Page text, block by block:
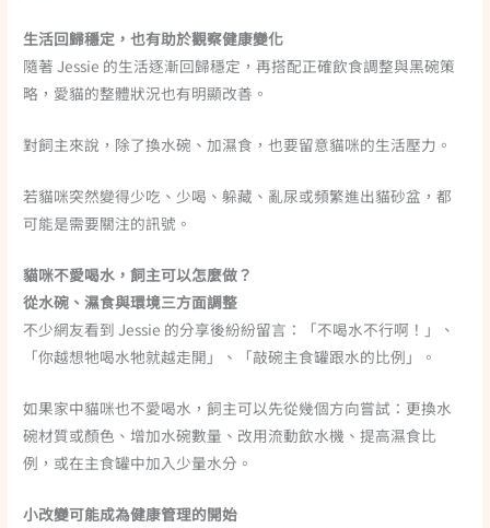
生活回歸穩定，也有助於觀察健康變化
隨著 Jessie 的生活逐漸回歸穩定，再搭配正確飲食調整與黑碗策
略，愛貓的整體狀況也有明顯改善。
對飼主來說，除了換水碗、加濕食，也要留意貓咪的生活壓力。
若貓咪突然變得少吃、少喝、躲藏、亂尿或頻繁進出貓砂盆，都
可能是需要關注的訊號。
貓咪不愛喝水，飼主可以怎麼做？
從水碗、濕食與環境三方面調整
不少網友看到 Jessie 的分享後紛紛留言：「不喝水不行啊！」、
「你越想牠喝水牠就越走開」、「敲碗主食罐跟水的比例」。
如果家中貓咪也不愛喝水，飼主可以先從幾個方向嘗試：更換水
碗材質或顏色、增加水碗數量、改用流動飲水機、提高濕食比
例，或在主食罐中加入少量水分。
小改變可能成為健康管理的開始